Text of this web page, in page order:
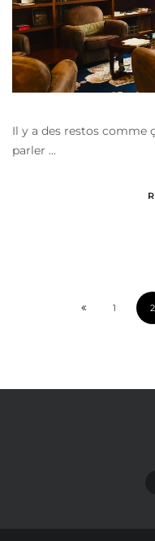
Il y a des restos comme
parler ...
1 2